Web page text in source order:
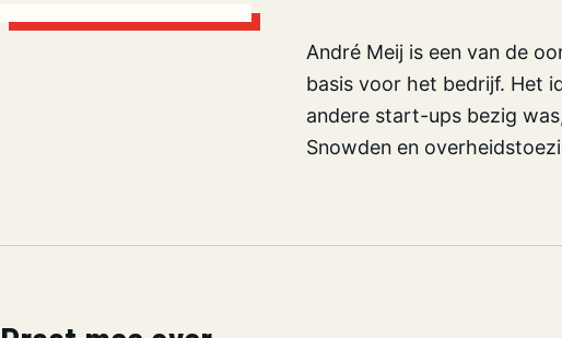
André Meij is een van de
basis voor het bedrijf. Het
andere start-ups bezig
Snowden en